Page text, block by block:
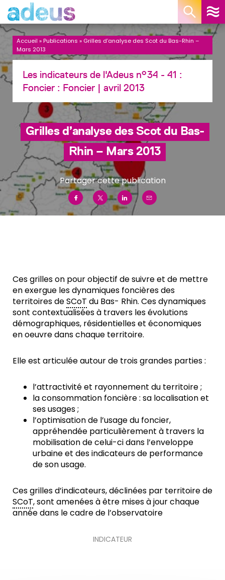
Accueil »Publications » Grilles d’analyse des Scot du Bas-Rhin –
Mars 2013
Les indicateurs de l'Adeus n°34 - 41 :
Foncier : Foncier | avril 2013
Grilles d’analyse des Scot du Bas-
Rhin – Mars 2013
Partager cette publication
Ces grilles on pour objectif de suivre et de mettre
en exergue les dynamiques foncières des
territoires deSCoT du Bas- Rhin. Ces dynamiques
sont contextualisées à travers les évolutions
démographiques, résidentielles et économiques
en oeuvre dans chaque territoire.
Elle est articulée autour de trois grandes parties :
l’attractivité et rayonnement du territoire ;
la consommation foncière : sa localisation et
ses usages ;
l’optimisation de l’usage du foncier,
appréhendée particulièrement à travers la
mobilisation de celui-ci dans l’enveloppe
urbaine et des indicateurs de performance
de son usage.
Ces grilles d’indicateurs, déclinées par territoire de
SCoT, sont amenées à être mises à jour chaque
année dans le cadre de l’observatoire
INDICATEUR
Panneau de gestion des cookies